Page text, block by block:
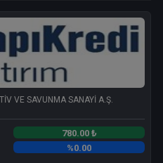
VE SAVUNMA SANAYİ A.Ş.
780.00 ₺
%0.00